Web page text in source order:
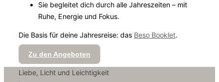
Sie begleitet dich durch alle Jahreszeiten – mit
Ruhe, Energie und Fokus.
Die Basis für deine Jahresreise: das Beso Booklet.
Zu den Angeboten
Liebe, Licht und Leichtigkeit